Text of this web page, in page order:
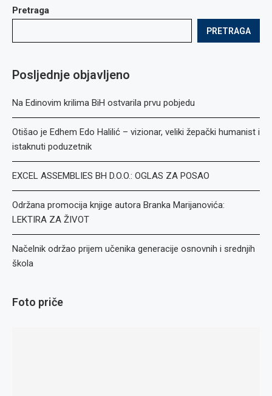
Pretraga
PRETRAGA
Posljednje objavljeno
Na Edinovim krilima BiH ostvarila prvu pobjedu
Otišao je Edhem Edo Halilić – vizionar, veliki žepački humanist i
istaknuti poduzetnik
EXCEL ASSEMBLIES BH D.O.O.: OGLAS ZA POSAO
Održana promocija knjige autora Branka Marijanovića:
LEKTIRA ZA ŽIVOT
Načelnik održao prijem učenika generacije osnovnih i srednjih
škola
Foto priče